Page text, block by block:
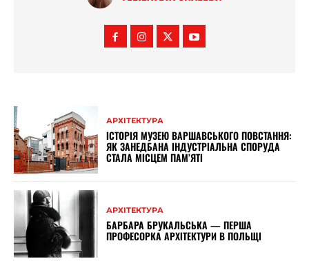
АРХІТЕКТУРА
ІСТОРІЯ МУЗЕЮ ВАРШАВСЬКОГО ПОВСТАННЯ:
ЯК ЗАНЕДБАНА ІНДУСТРІАЛЬНА СПОРУДА
СТАЛА МІСЦЕМ ПАМ’ЯТІ
АРХІТЕКТУРА
БАРБАРА БРУКАЛЬСЬКА — ПЕРША
ПРОФЕСОРКА АРХІТЕКТУРИ В ПОЛЬЩІ